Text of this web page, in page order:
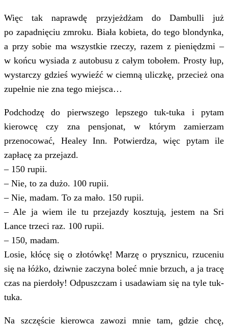
Więc tak naprawdę przyjeżdżam do Dambulli już
po zapadnięciu zmroku. Biała kobieta, do tego blondynka,
a przy sobie ma wszystkie rzeczy, razem z pieniędzmi –
w końcu wysiada z autobusu z całym tobołem. Prosty łup,
wystarczy gdzieś wywieźć w ciemną uliczkę, przecież ona
zupełnie nie zna tego miejsca…
Podchodzę do pierwszego lepszego tuk-tuka i pytam
kierowcę czy zna pensjonat, w którym zamierzam
przenocować, Healey Inn. Potwierdza, więc pytam ile
zapłacę za przejazd.
– 150 rupii.
– Nie, to za dużo. 100 rupii.
– Nie, madam. To za mało. 150 rupii.
– Ale ja wiem ile tu przejazdy kosztują, jestem na Sri
Lance trzeci raz. 100 rupii.
– 150, madam.
Losie, kłócę się o złotówkę! Marzę o prysznicu, rzuceniu
się na łóżko, dziwnie zaczyna boleć mnie brzuch, a ja tracę
czas na pierdoły! Odpuszczam i usadawiam się na tyle tuk-
tuka.
Na szczęście kierowca zawozi mnie tam, gdzie chcę,